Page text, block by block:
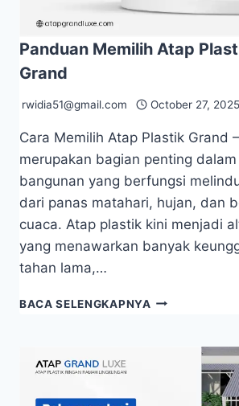
Panduan Memilih Atap
Grand
rwidia51@gmail.com October 27, 2025
Cara Memilih Atap Plastik Grand
merupakan bagian penting
bangunan yang berfungsi
dari panas matahari, hujan, dan
cuaca. Atap plastik kini menjadi
yang menawarkan banyak
tahan lama,…
BACA SELENGKAPNYA